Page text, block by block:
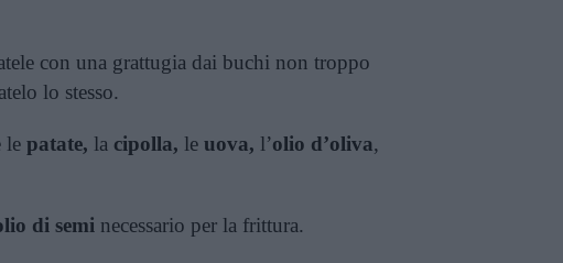
con una grattugia dai buchi non troppo
lo stesso.
le patate, la cipolla, le uova, l’olio d’oliva,
di semi necessario per la frittura.